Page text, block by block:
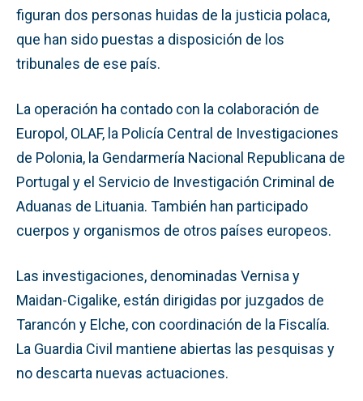
figuran dos personas huidas de la justicia polaca,
que han sido puestas a disposición de los
tribunales de ese país.
La operación ha contado con la colaboración de
Europol, OLAF, la Policía Central de Investigaciones
de Polonia, la Gendarmería Nacional Republicana de
Portugal y el Servicio de Investigación Criminal de
Aduanas de Lituania. También han participado
cuerpos y organismos de otros países europeos.
Las investigaciones, denominadas Vernisa y
Maidan-Cigalike, están dirigidas por juzgados de
Tarancón y Elche, con coordinación de la Fiscalía.
La Guardia Civil mantiene abiertas las pesquisas y
no descarta nuevas actuaciones.